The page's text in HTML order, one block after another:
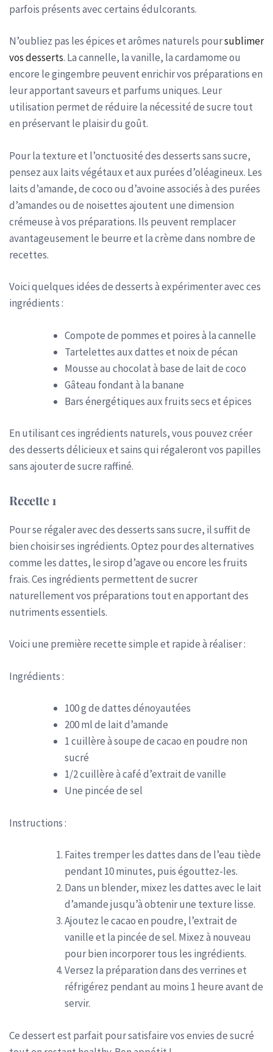
parfois présents avec certains édulcorants.
N’oubliez pas les épices et arômes naturels poursublimer
vos desserts. La cannelle, la vanille, la cardamome ou
encore le gingembre peuvent enrichir vos préparations en
leur apportant saveurs et parfums uniques. Leur
utilisation permet de réduire la nécessité de sucre tout
en préservant le plaisir du goût.
Pour la texture et l’onctuosité des desserts sans sucre,
pensez aux laits végétaux et aux purées d’oléagineux. Les
laits d’amande, de coco ou d’avoine associés à des purées
d’amandes ou de noisettes ajoutent une dimension
crémeuse à vos préparations. Ils peuvent remplacer
avantageusement le beurre et la crème dans nombre de
recettes.
Voici quelques idées de desserts à expérimenter avec ces
ingrédients :
Compote de pommes et poires à la cannelle
Tartelettes aux dattes et noix de pécan
Mousse au chocolat à base de lait de coco
Gâteau fondant à la banane
Bars énergétiques aux fruits secs et épices
En utilisant ces ingrédients naturels, vous pouvez créer
des desserts délicieux et sains qui régaleront vos papilles
sans ajouter de sucre raffiné.
Recette 1
Pour se régaler avec des desserts sans sucre, il suffit de
bien choisir ses ingrédients. Optez pour des alternatives
comme les dattes, le sirop d’agave ou encore les fruits
frais. Ces ingrédients permettent de sucrer
naturellement vos préparations tout en apportant des
nutriments essentiels.
Voici une première recette simple et rapide à réaliser :
Ingrédients :
100 g de dattes dénoyautées
200 ml de lait d’amande
1 cuillère à soupe de cacao en poudre non
sucré
1/2 cuillère à café d’extrait de vanille
Une pincée de sel
Instructions :
Faites tremper les dattes dans de l’eau tiède
pendant 10 minutes, puis égouttez-les.
Dans un blender, mixez les dattes avec le lait
d’amande jusqu’à obtenir une texture lisse.
Ajoutez le cacao en poudre, l’extrait de
vanille et la pincée de sel. Mixez à nouveau
pour bien incorporer tous les ingrédients.
Versez la préparation dans des verrines et
réfrigérez pendant au moins 1 heure avant de
servir.
Ce dessert est parfait pour satisfaire vos envies de sucré